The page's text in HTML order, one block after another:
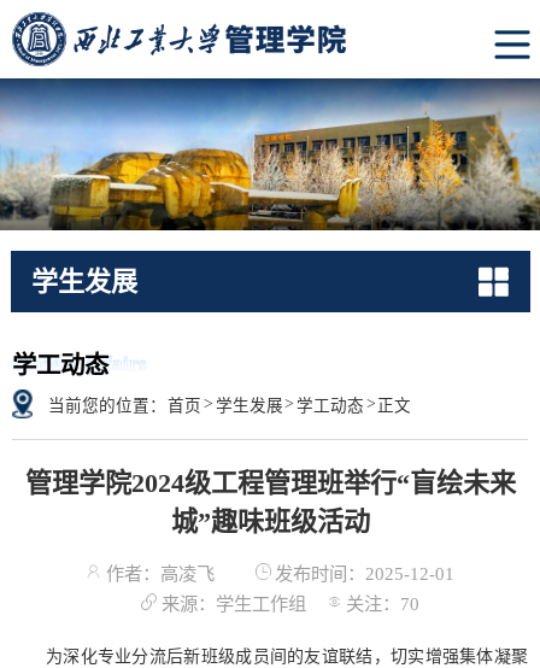
学生发展
学工动态
Student Affairs
当前您的位置： 首页 > 学生发展> 学工动态 > 正文
管理学院2024级工程管理班举行“盲绘未来
城”趣味班级活动
作者：高凌飞
发布时间：2025-12-01
来源：学生工作组
关注： 70
为深化专业分流后新班级成员间的友谊联结，切实增强集体凝聚